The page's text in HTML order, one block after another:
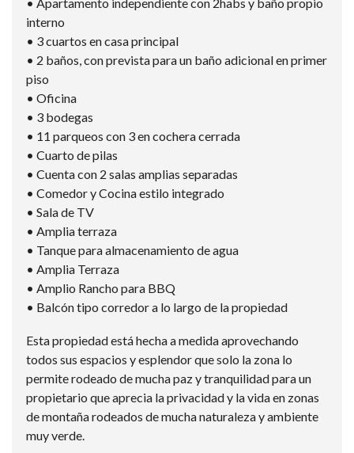
interno
• 3 cuartos en casa principal
• 2 baños, con prevista para un baño adicional en primer
piso
• Oficina
• 3 bodegas
• 11 parqueos con 3 en cochera cerrada
• Cuarto de pilas
• Cuenta con 2 salas amplias separadas
• Comedor y Cocina estilo integrado
• Sala de TV
• Amplia terraza
• Tanque para almacenamiento de agua
• Amplia Terraza
• Amplio Rancho para BBQ
• Balcón tipo corredor a lo largo de la propiedad
Esta propiedad está hecha a medida aprovechando
todos sus espacios y esplendor que solo la zona lo
permite rodeado de mucha paz y tranquilidad para un
propietario que aprecia la privacidad y la vida en zonas
de montaña rodeados de mucha naturaleza y ambiente
muy verde.